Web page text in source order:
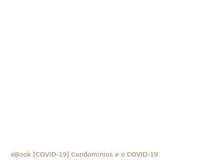
eBook [COVID-19] Condomínios e o COVID-19